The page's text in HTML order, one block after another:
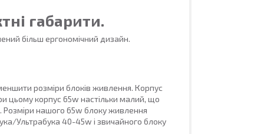
габарити.
більш ергономічний дизайн.
розміри блоків живлення. Корпус
цьому корпус 65w настільки малий, що
нашого 65w блоку живлення
Ультрабука 40-45w і звичайного блоку